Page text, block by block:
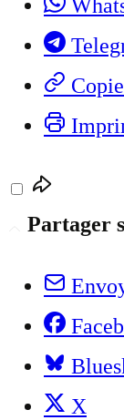
Partager
X